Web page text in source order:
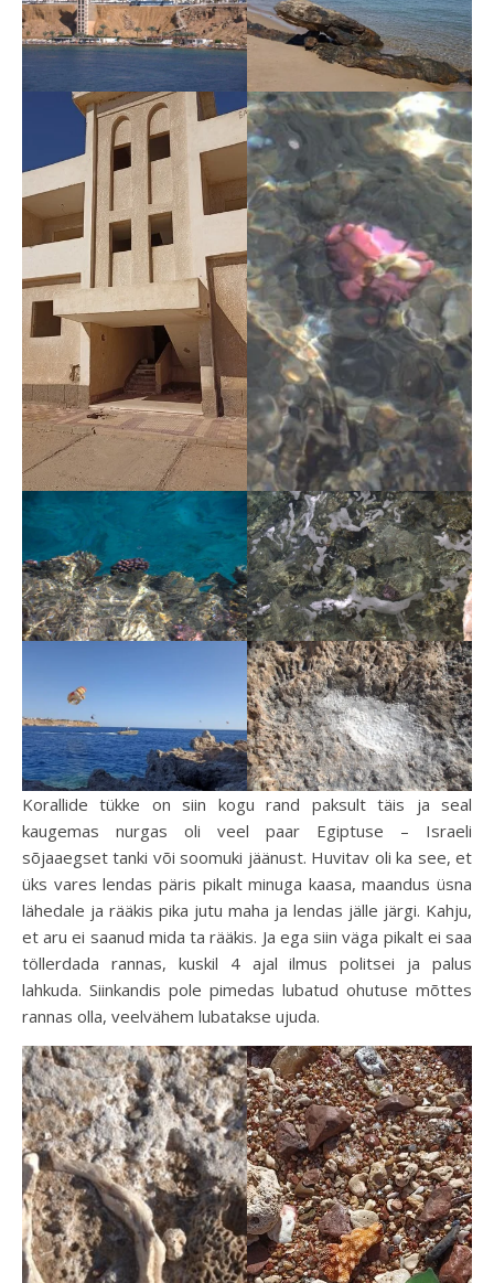
Korallide tükke on siin kogu rand paksult täis ja seal
kaugemas nurgas oli veel paar Egiptuse – Israeli
sõjaaegset tanki või soomuki jäänust. Huvitav oli ka see, et
üks vares lendas päris pikalt minuga kaasa, maandus üsna
lähedale ja rääkis pika jutu maha ja lendas jälle järgi. Kahju,
et aru ei saanud mida ta rääkis. Ja ega siin väga pikalt ei saa
töllerdada rannas, kuskil 4 ajal ilmus politsei ja palus
lahkuda. Siinkandis pole pimedas lubatud ohutuse mõttes
rannas olla, veelvähem lubatakse ujuda.